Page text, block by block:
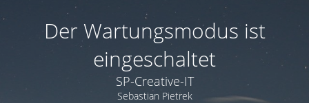
Der Wartungsmodus ist
eingeschaltet
SP-Creative-IT
Sebastian Pietrek